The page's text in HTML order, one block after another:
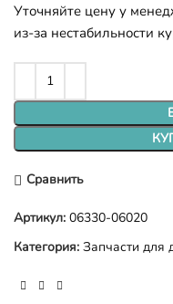
Уточняйте цену у
из-за нестабильности
Сравнить
Артикул: 06330-06020
Категория: Запчасти для